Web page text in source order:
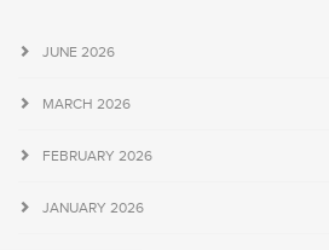
JUNE 2026
MARCH 2026
FEBRUARY 2026
JANUARY 2026